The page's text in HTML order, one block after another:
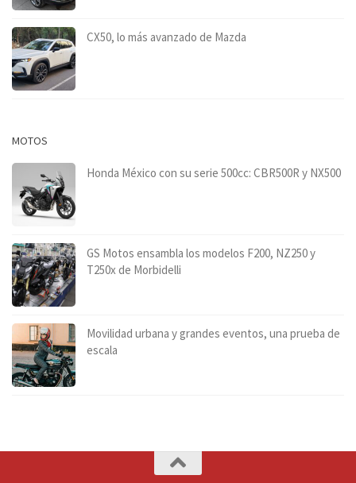
CX50, lo más avanzado de Mazda
MOTOS
Honda México con su serie 500cc: CBR500R y NX500
GS Motos ensambla los modelos F200, NZ250 y
T250x de Morbidelli
Movilidad urbana y grandes eventos, una prueba de
escala